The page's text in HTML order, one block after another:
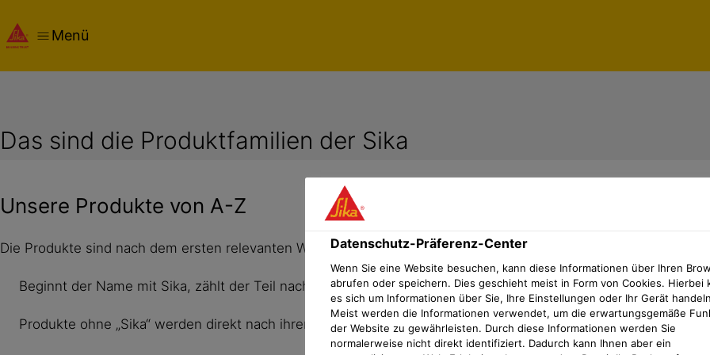
Menü
Das sind die Produktfamilien der Sika
Unsere Produkte von A-Z
Die Produkte sind nach dem ersten relevanten Wort des Produktnamens sortiert.
Beginnt der Name mit Sika, zählt der Teil nach „Sika“ (z. B. SikaBond® → B, Sikaflex® → F).
Produkte ohne „Sika“ werden direkt nach ihrem ersten Buchstaben eingeordnet (z. B. Retardan® → R,
Datenschutz-Präferenz-Center
Wenn Sie eine Website besuchen, kann diese Informationen über Ihren
abrufen oder speichern. Dies geschieht meist in Form von Cookies. Hierbei
es sich um Informationen über Sie, Ihre Einstellungen oder Ihr Gerät
Meist werden die Informationen verwendet, um die erwartungsgemäße
der Website zu gewährleisten. Durch diese Informationen werden Sie
normalerweise nicht direkt identifiziert. Dadurch kann Ihnen aber ein